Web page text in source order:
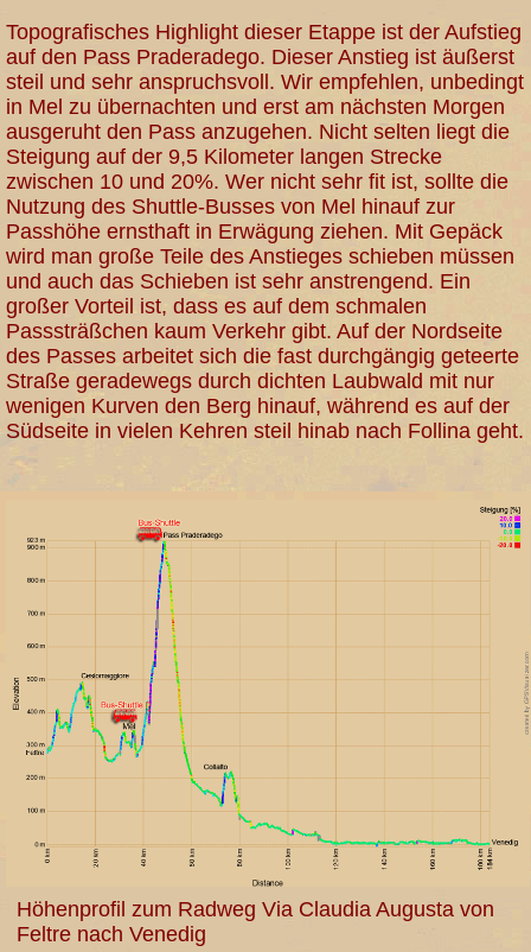
Topografisches Highlight dieser Etappe ist der Aufstieg
auf den Pass Praderadego. Dieser Anstieg ist äußerst
steil und sehr anspruchsvoll. Wir empfehlen, unbedingt
in Mel zu übernachten und erst am nächsten Morgen
ausgeruht den Pass anzugehen. Nicht selten liegt die
Steigung auf der 9,5 Kilometer langen Strecke
zwischen 10 und 20%. Wer nicht sehr fit ist, sollte die
Nutzung des Shuttle-Busses von Mel hinauf zur
Passhöhe ernsthaft in Erwägung ziehen. Mit Gepäck
wird man große Teile des Anstieges schieben müssen
und auch das Schieben ist sehr anstrengend. Ein
großer Vorteil ist, dass es auf dem schmalen
Passsträßchen kaum Verkehr gibt. Auf der Nordseite
des Passes arbeitet sich die fast durchgängig geteerte
Straße geradewegs durch dichten Laubwald mit nur
wenigen Kurven den Berg hinauf, während es auf der
Südseite in vielen Kehren steil hinab nach Follina geht.
Höhenprofil zum Radweg Via Claudia Augusta von
Feltre nach Venedig